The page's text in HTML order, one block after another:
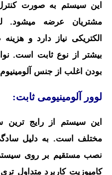
این سیستم به صورت
مشتریان عرضه میشود.
الکتریکی نیاز دارد و
بیشتر از نوع ثابت است.
بودن اغلب از جنس
لوور آلومینیومی ثابت:
این سیستم از رایج
مختلف است. به دلیل
نصب مستقیم بر روی
کامپوزیت کاربرد متداول